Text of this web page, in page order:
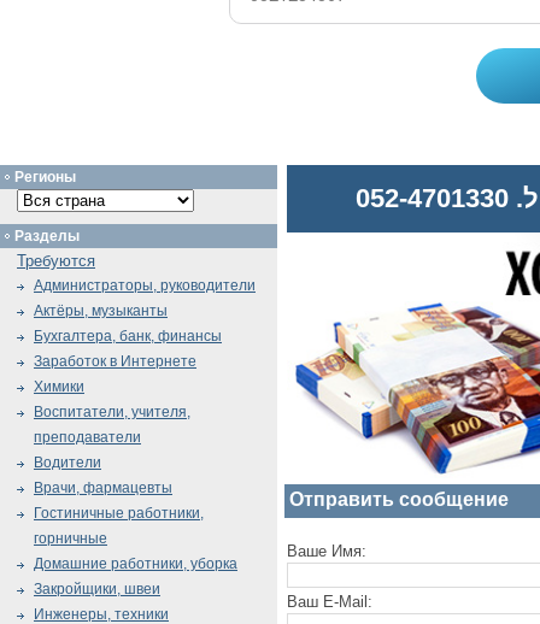
Отправить сообщение
Ваше Имя:
Ваш E-Mail:
Регионы
Разделы
Требуются
Администраторы, руководители
Актёры, музыканты
Бухгалтера, банк, финансы
Заработок в Интернете
Химики
Воспитатели, учителя,
преподаватели
Водители
Врачи, фармацевты
Гостиничные работники,
горничные
Домашние работники, уборка
Закройщики, швеи
Инженеры, техники